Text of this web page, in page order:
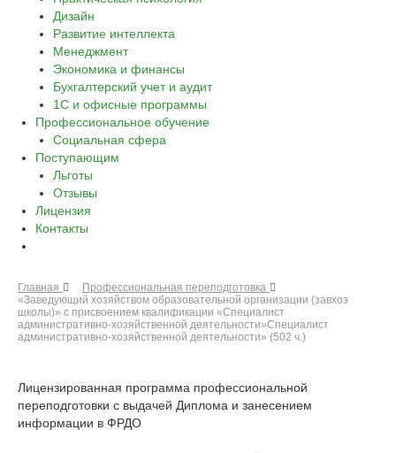
Дизайн
Развитие интеллекта
Менеджмент
Экономика и финансы
Бухгалтерский учет и аудит
1С и офисные программы
Профессиональное обучение
Социальная сфера
Поступающим
Льготы
Отзывы
Лицензия
Контакты
Главная
Профессиональная переподготовка
«Заведующий хозяйством образовательной организации (завхоз
школы)» с присвоением квалификации «Специалист
административно-хозяйственной деятельности»Специалист
административно-хозяйственной деятельности» (502 ч.)
Лицензированная программа профессиональной
переподготовки с выдачей Диплома и занесением
информации в ФРДО